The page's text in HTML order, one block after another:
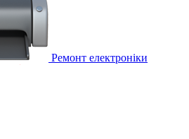
Ремонт електроніки